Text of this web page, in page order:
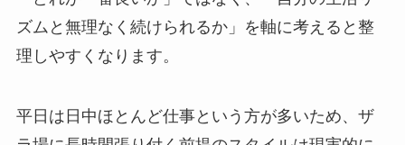
ズムと無理なく続けられるか」を軸に考えると整
理しやすくなります。
平日は日中ほとんど仕事という方が多いため、ザ